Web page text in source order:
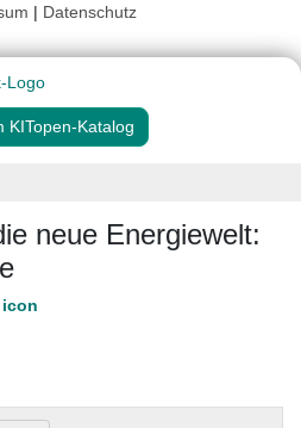
| Datenschutz
KITopen-Katalog
neue Energiewelt: